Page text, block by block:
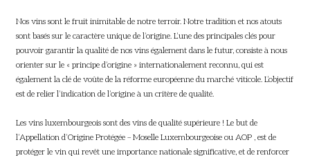
Nos vins sont le fruit inimitable de notre terroir. Notre tradition et nos atouts
sont basés sur le caractère unique de l’origine. L’une des principales clés pour
pouvoir garantir la qualité de nos vins également dans le futur, consiste à nous
orienter sur le « principe d’origine » internationalement reconnu, qui est
également la clé de voûte de la réforme européenne du marché viticole. L’objectif
est de relier l’indication de l’origine à un critère de qualité.
Les vins luxembourgeois sont des vins de qualité supérieure ! Le but de
l’Appellation d’Origine Protégée – Moselle Luxembourgeoise ou AOP , est de
protéger le vin qui revêt une importance nationale significative, et de renforcer